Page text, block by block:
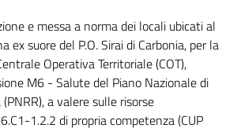
e messa a norma dei locali ubicati al
ex suore del P.O. Sirai di Carbonia, per la
Operativa Territoriale (COT),
M6 - Salute del Piano Nazionale di
a valere sulle risorse
1.2.2 di propria competenza (CUP